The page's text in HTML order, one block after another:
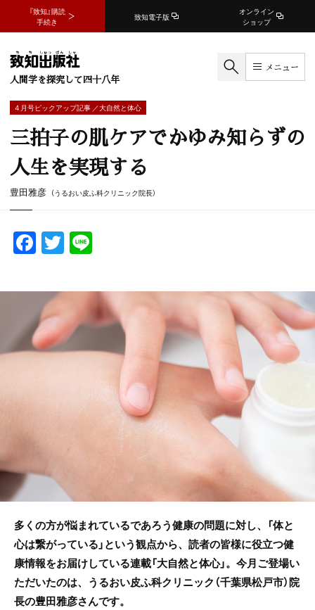
『致知』購読
手続き
致知電子版
オンライン
ショップ
人間学を探究して四十八年
メニュー
4 月号ピックアップ記事 ／大自然と体心
三拍子の肌ケアでかゆみ知らずの
人生を実現する
豊田雅彦 （うるおい皮ふ科クリニック院長）
F
a
c
e
b
o
k
T
w
itt
er
e
多くの方が悩まれているであろう健康の問題に対し、「体と
心は繋がっている」という観点から、読者の皆様に役立つ健
康情報をお届けしている連載「大自然と体心」。今月ご登場い
ただいたのは、うるおい皮ふ科クリニック（千葉県松戸市）院
長の豊田雅彦さんです。